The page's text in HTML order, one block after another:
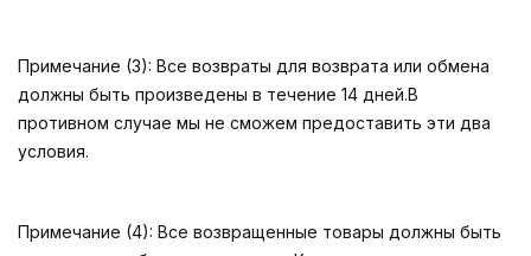
Примечание (3): Все возвраты для возврата или обмена
должны быть произведены в течение 14 дней.В
противном случае мы не сможем предоставить эти два
условия.
Примечание (4): Все возвращенные товары должны быть